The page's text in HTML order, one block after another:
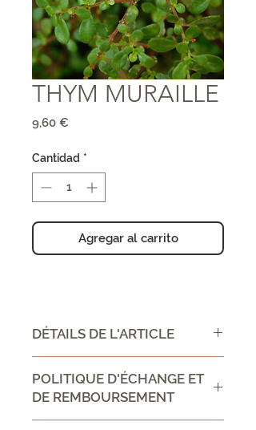
THYM MURAILLE
9,60 €
Cantidad *
Agregar al carrito
DÉTAILS DE L'ARTICLE
DIRECTIONS FOR USE :
Ingrédient:
POLITIQUE D'ÉCHANGE ET
DE REMBOURSEMENT